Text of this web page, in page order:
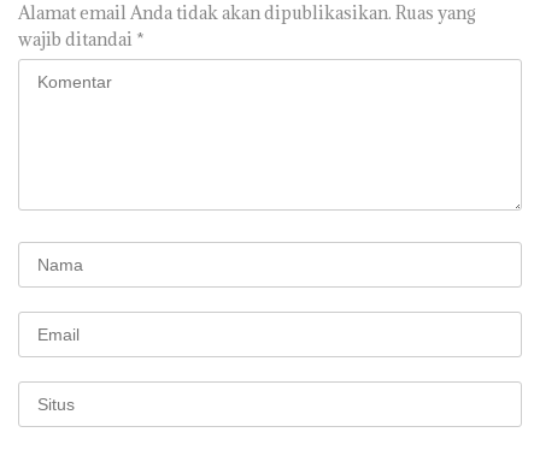
Alamat email Anda tidak akan dipublikasikan. Ruas yang
wajib ditandai *